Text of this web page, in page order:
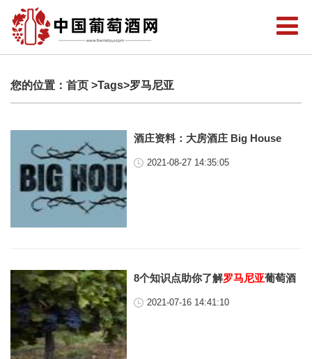
您的位置： 首页 >Tags>罗马尼亚
酒庄资料：大房酒庄 Big House
2021-08-27 14:35:05
8个知识点助你了解罗马尼亚葡萄酒
2021-07-16 14:41:10